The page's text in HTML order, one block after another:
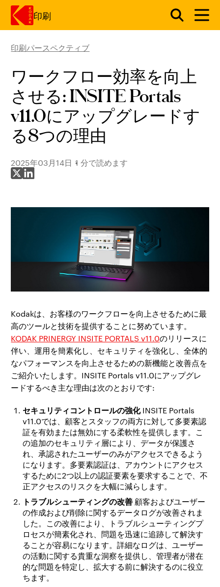
印刷
印刷パースペクティブ
ワークフロー効率を向上
させる: INSITE Portals
v11.0にアップグレードす
る8つの理由
2025年03月14日 1 分で読めます
X で共有
LinkedIn で共有
Kodakは、お客様のワークフローを向上させるために最
高のツールと技術を提供することに努めています。
KODAK PRINERGY INSITE PORTALS v11.0のリリースに
伴い、運用を簡素化し、セキュリティを強化し、全体的
なパフォーマンスを向上させるための新機能と改善点を
ご紹介いたします。INSITE Portals v11.0にアップグレ
ードするべき主な理由は次のとおりです:
セキュリティコントロールの強化INSITE Portals
v11.0では、顧客とスタッフの両方に対して多要素認
証を有効または無効にする柔軟性を提供します。こ
の追加のセキュリティ層により、データが保護さ
れ、承認されたユーザーのみがアクセスできるよう
になります。多要素認証は、アカウントにアクセス
するために2つ以上の認証要素を要求することで、不
正アクセスのリスクを大幅に減らします。
トラブルシューティングの改善 顧客およびユーザー
の作成および削除に関するデータログが改善されま
した。この改善により、トラブルシューティングプ
ロセスが簡素化され、問題を迅速に追跡して解決す
ることが容易になります。詳細なログは、ユーザー
の活動に関する貴重な洞察を提供し、管理者が潜在
的な問題を特定し、拡大する前に解決するのに役立
ちます。